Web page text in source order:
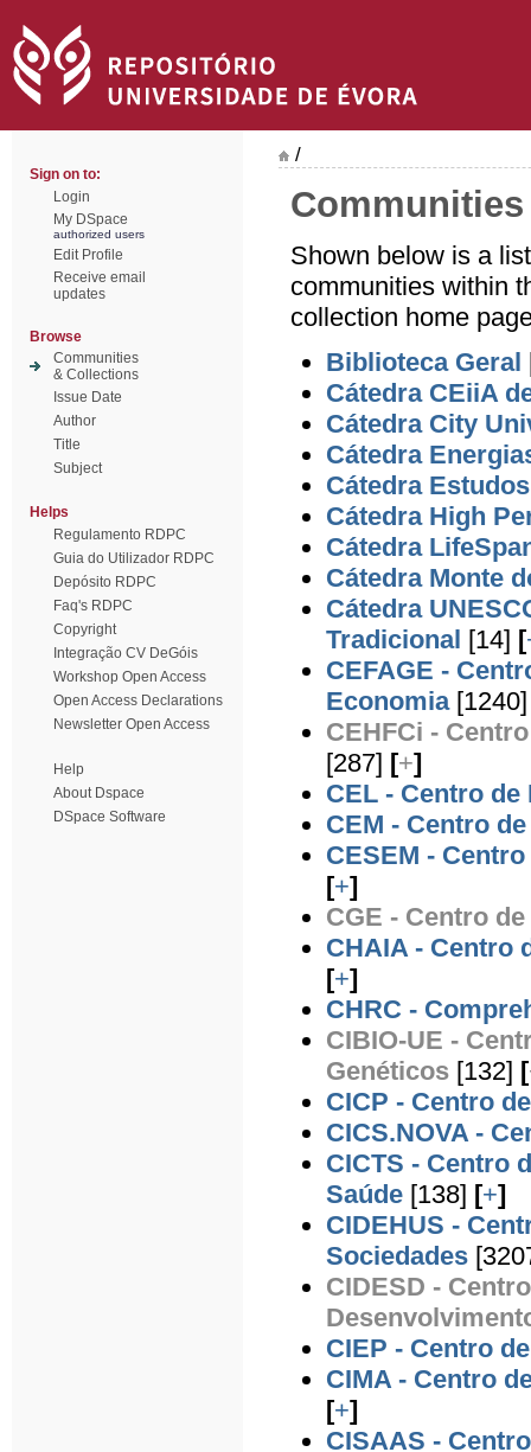
Sign on to:
Login
My DSpace
authorized users
Edit Profile
Receive email
updates
Browse
Communities
& Collections
Issue Date
Author
Title
Subject
Helps
Regulamento RDPC
Guia do Utilizador RDPC
Depósito RDPC
Faq's RDPC
Copyright
Integração CV DeGóis
Workshop Open Access
Open Access Declarations
Newsletter Open Access
Help
About Dspace
DSpace Software
/
Shown below is a
communities within
collection home
Biblioteca Geral
Cátedra CEiiA
Cátedra City
Cátedra
Cátedra
Cátedra High
Cátedra
Cátedra Monte
Cátedra
Tradicional [14] [
CEFAGE -
Economia [1240]
CEHFCi -
[287] [+]
CEL - Centro
CEM - Centro
CESEM -
[+]
CGE - Centro
CHAIA - Centro
[+]
CHRC -
CIBIO-UE -
Genéticos [132] [
CICP - Centro
CICS.NOVA -
CICTS - Centro
Saúde [138] [+]
CIDEHUS -
Sociedades
CIDESD -
CIEP - Centro
CIMA - Centro
[+]
CISAAS -